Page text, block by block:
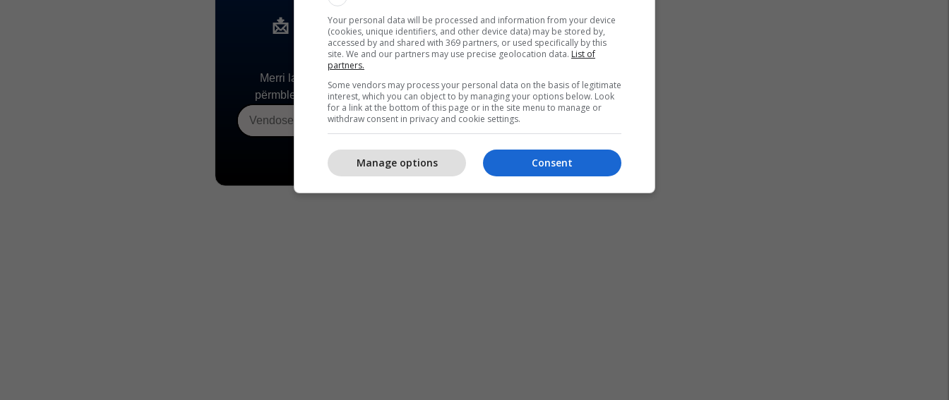
Your personal data will be processed and information from your device
(cookies, unique identifiers, and other device data) may be stored by,
accessed by and shared with 369 partners, or used specifically by this
site. We and our partners may use precise geolocation data. List of
partners.
Some vendors may process your personal data on the basis of legitimate
interest, which you can object to by managing your options below. Look
for a link at the bottom of this page or in the site menu to manage or
withdraw consent in privacy and cookie settings.
Consent
Manage options